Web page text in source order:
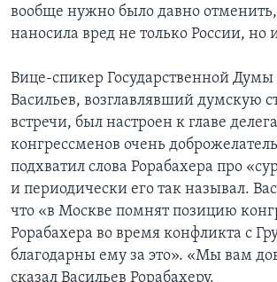
вообще нужно было давно отменить,
наносила вред не только России,
Вице-спикер Государственной
Васильев, возглавлявший думскую
встречи, был настроен к главе
конгрессменов очень
подхватил слова Рорабахера про
и периодически его так называл.
что «в Москве помнят позицию
Рорабахера во время конфликта с
благодарны ему за это». «Мы вам
сказал Васильев Рорабахеру.